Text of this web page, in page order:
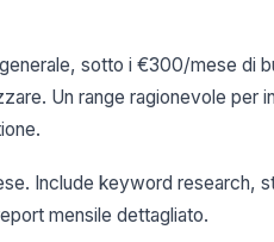
sotto i €300/mese di
Un range ragionevole per
Include keyword research,
mensile dettagliato.